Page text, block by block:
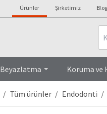
Ürünler Şirketimiz Blog
Beyazlatma Koruma ve
Tüm ürünler Endodonti